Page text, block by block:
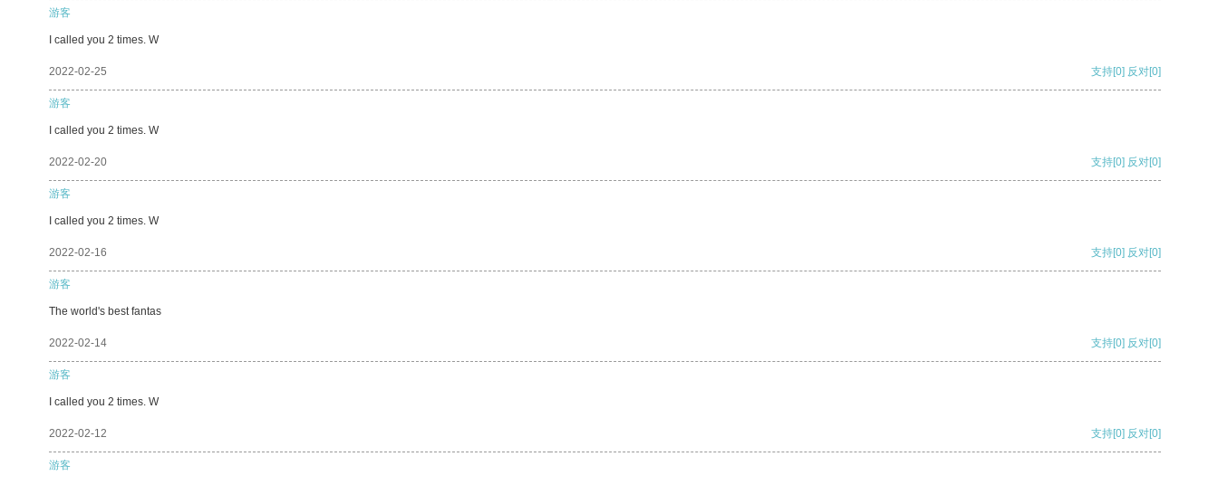
游客
I called you 2 times. W
2022-02-25 支持[0] 反对[0]
游客
I called you 2 times. W
2022-02-20 支持[0] 反对[0]
游客
I called you 2 times. W
2022-02-16 支持[0] 反对[0]
游客
The world's best fantas
2022-02-14 支持[0] 反对[0]
游客
I called you 2 times. W
2022-02-12 支持[0] 反对[0]
游客